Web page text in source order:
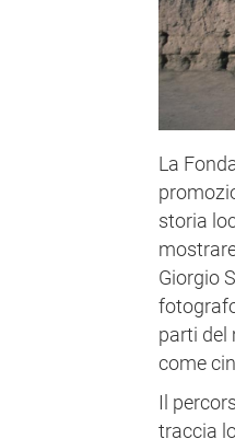
La
storia
Giorgio
parti del
come
Il
traccia